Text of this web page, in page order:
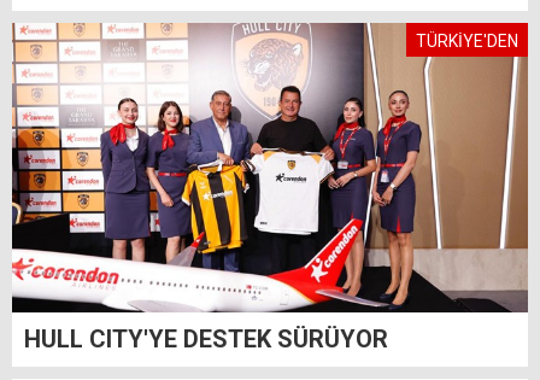
TÜRKİYE'DEN
HULL CITY'YE DESTEK SÜRÜYOR